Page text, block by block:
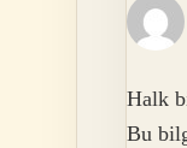
Halk
Bu